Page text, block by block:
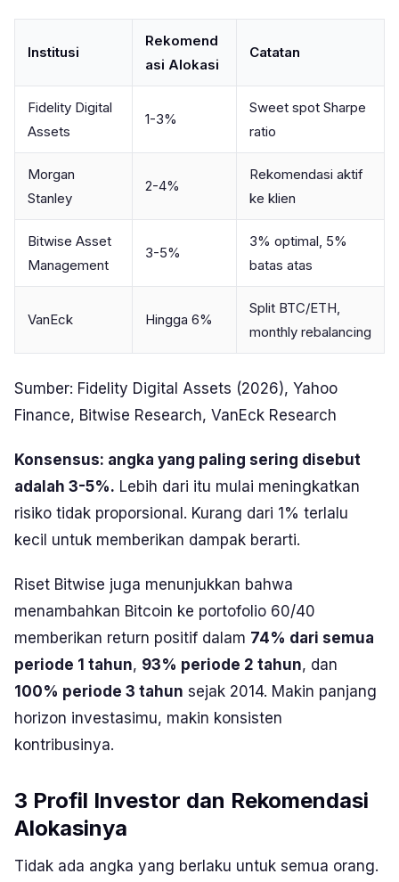
Institusi
Rekomend
asi Alokasi
Catatan
Fidelity Digital
Assets
1-3%
Sweet spot Sharpe
ratio
Morgan
Stanley
2-4%
Rekomendasi aktif
ke klien
Bitwise Asset
Management
3-5%
3% optimal, 5%
batas atas
VanEck Hingga 6%
Split BTC/ETH,
monthly rebalancing
Sumber: Fidelity Digital Assets (2026), Yahoo
Finance, Bitwise Research, VanEck Research
Konsensus: angka yang paling sering disebut
adalah 3-5%. Lebih dari itu mulai meningkatkan
risiko tidak proporsional. Kurang dari 1% terlalu
kecil untuk memberikan dampak berarti.
Riset Bitwise juga menunjukkan bahwa
menambahkan Bitcoin ke portofolio 60/40
memberikan return positif dalam 74% dari semua
periode 1 tahun, 93% periode 2 tahun, dan
100% periode 3 tahun sejak 2014. Makin panjang
horizon investasimu, makin konsisten
kontribusinya.
3 Profil Investor dan Rekomendasi
Alokasinya
Tidak ada angka yang berlaku untuk semua orang.